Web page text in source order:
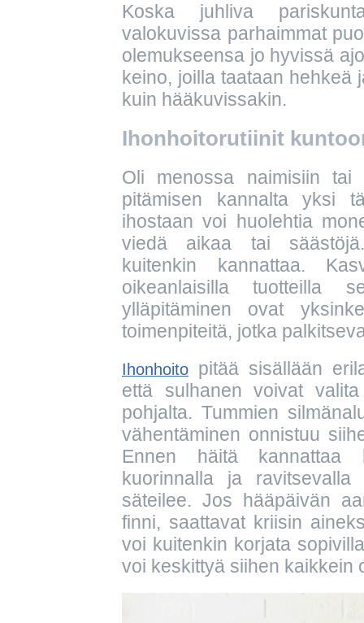
Koska juhliva
valokuvissa parhaimmat
olemukseensa jo hyvissä
keino, joilla taataan hehkeä
kuin hääkuvissakin.
Ihonhoitorutiinit
Oli menossa naimisiin
pitämisen kannalta yksi
ihostaan voi huolehtia
viedä aikaa tai säästöjä.
kuitenkin kannattaa.
oikeanlaisilla tuotteilla
ylläpitäminen ovat
toimenpiteitä, jotka
Ihonhoito pitää sisällään
että sulhanen voivat
pohjalta. Tummien
vähentäminen onnistuu
Ennen häitä kannattaa
kuorinnalla ja
säteilee. Jos hääpäivän
finni, saattavat kriisin
voi kuitenkin korjata
voi keskittyä siihen kaikkein